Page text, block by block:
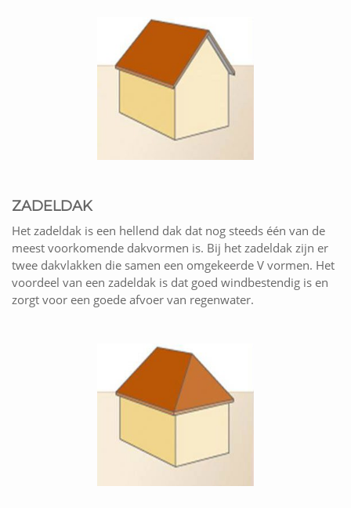
ZADELDAK
Het zadeldak is een hellend dak dat nog steeds één van de
meest voorkomende dakvormen is. Bij het zadeldak zijn er
twee dakvlakken die samen een omgekeerde V vormen. Het
voordeel van een zadeldak is dat goed windbestendig is en
zorgt voor een goede afvoer van regenwater.